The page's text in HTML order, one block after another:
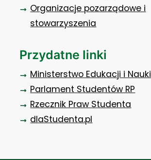
Organizacje pozarządowe i
stowarzyszenia
Przydatne linki
Ministerstwo Edukacji i Nauki
Parlament Studentów RP
Rzecznik Praw Studenta
dlaStudenta.pl